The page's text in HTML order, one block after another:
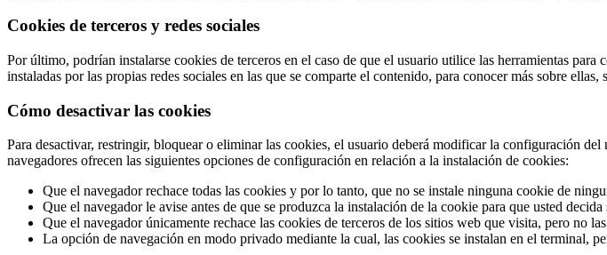
Cookies de terceros y redes sociales
Por último, podrían instalarse cookies de terceros en el caso de que el usuario utilice las herramientas
instaladas por las propias redes sociales en las que se comparte el contenido, para conocer más sobre
Cómo desactivar las cookies
Para desactivar, restringir, bloquear o eliminar las cookies, el usuario deberá modificar la configuración
navegadores ofrecen las siguientes opciones de configuración en relación a la instalación de cookies:
Que el navegador rechace todas las cookies y por lo tanto, que no se instale ninguna cookie de
Que el navegador le avise antes de que se produzca la instalación de la cookie para que usted
Que el navegador únicamente rechace las cookies de terceros de los sitios web que visita, pero no
La opción de navegación en modo privado mediante la cual, las cookies se instalan en el terminal,